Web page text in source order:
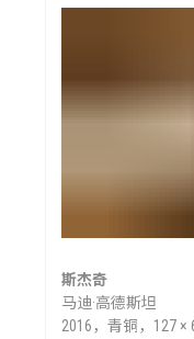
斯杰奇
马迪·高德斯坦
2016，青铜，127 ×